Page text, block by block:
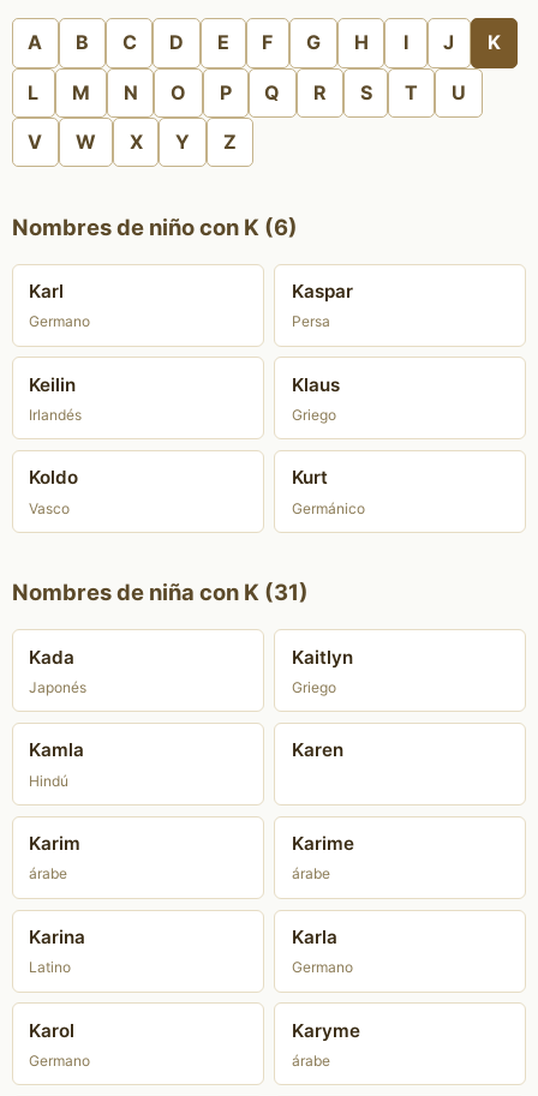
A B C D E F G H I J K
L M N O P Q R S T U
V W X Y Z
Nombres de niño con K (6)
Karl
Germano
Kaspar
Persa
Keilin
Irlandés
Klaus
Griego
Koldo
Vasco
Kurt
Germánico
Nombres de niña con K (31)
Kada
Japonés
Kaitlyn
Griego
Kamla
Hindú
Karen
Karim
árabe
Karime
árabe
Karina
Latino
Karla
Germano
Karol
Germano
Karyme
árabe